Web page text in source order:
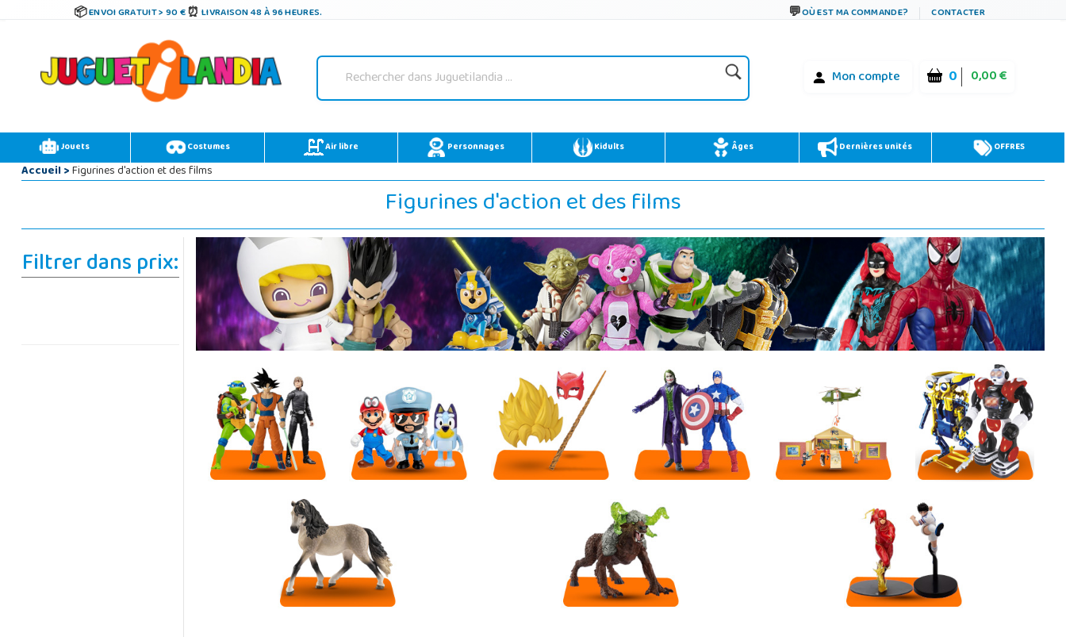
ENVOI GRATUIT > 90 € LIVRAISON 48 À 96 HEURES. OÙ EST MA COMMANDE? CONTACTER
Mon compte 0 0,00 €
Jouets Costumes Air libre Personnages Kidults Âges Dernières unités OFFRES
Accueil>Figurines d'action et des films
Figurines d'action et des films
Filtrer dans prix: